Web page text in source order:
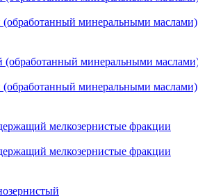
минеральными маслами)
минеральными маслами)
мелкозернистые фракции